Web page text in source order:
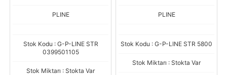
PLINE
Stok Kodu : G-P-LINE STR
0399501105
Stok Miktarı : Stokta Var
PLINE
Stok Kodu : G-P-LINE STR 5800
Stok Miktarı : Stokta Var